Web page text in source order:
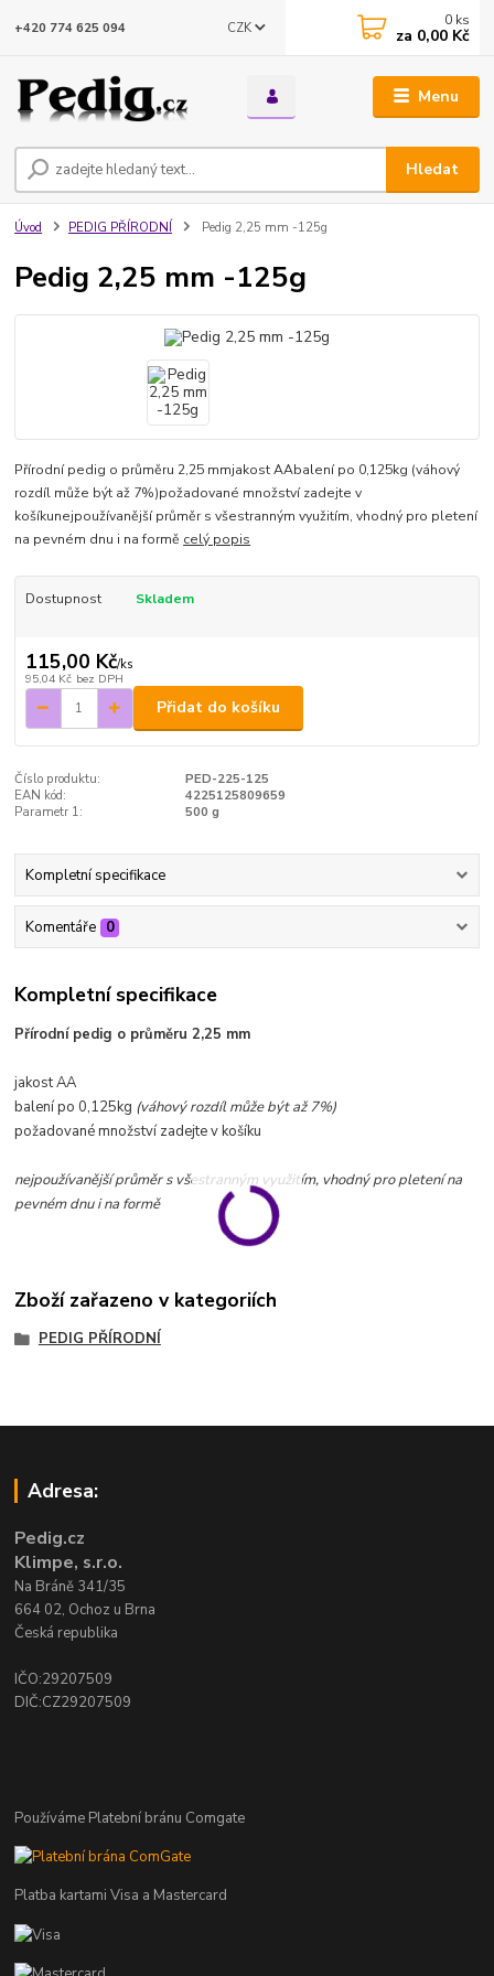
Menu
CZK
Hledat
+420 774 625 094 0 ks
za 0,00 Kč
Úvod PEDIG PŘÍRODNÍ Pedig 2,25 mm -125g
Pedig 2,25 mm -125g
Přírodní pedig o průměru 2,25 mmjakost AAbalení po 0,125kg (váhový
rozdíl může být až 7%)požadované množství zadejte v
košíkunejpoužívanější průměr s všestranným využitím, vhodný pro pletení
na pevném dnu i na formě celý popis
Dostupnost Skladem
115,00 Kč/ks
95,04 Kč bez DPH
Přidat do košíku
Číslo produktu:
PED-225-125
EAN kód:
4225125809659
Parametr 1:
500 g
Kompletní specifikace
Komentáře 0
Kompletní specifikace
Přírodní pedig o průměru 2,25 mm
jakost AA
balení po 0,125kg (váhový rozdíl může být až 7%)
požadované množství zadejte v košíku
nejpoužívanější průměr s všestranným využitím, vhodný pro pletení na
pevném dnu i na formě
Zboží zařazeno v kategoriích
PEDIG PŘÍRODNÍ
Adresa:
Pedig.cz
Klimpe, s.r.o.
Na Bráně 341/35
664 02, Ochoz u Brna
Česká republika
IČO:29207509
DIČ:CZ29207509
Používáme Platební bránu Comgate
Platba kartami Visa a Mastercard